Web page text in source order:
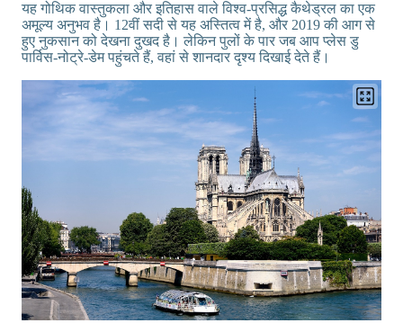
यह गोथिक वास्तुकला और इतिहास वाले विश्व-प्रसिद्ध कैथेड्रल का एक
अमूल्य अनुभव है। 12वीं सदी से यह अस्तित्व में है, और 2019 की आग से
हुए नुकसान को देखना दुखद है। लेकिन पुलों के पार जब आप प्लेस डु
पार्विस-नोट्रे-डेम पहुंचते हैं, वहां से शानदार दृश्य दिखाई देते हैं।